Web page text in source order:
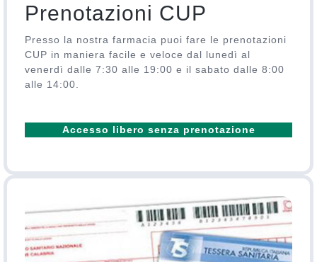
Prenotazioni CUP
Presso la nostra farmacia puoi fare le prenotazioni
CUP in maniera facile e veloce dal lunedì al
venerdì dalle 7:30 alle 19:00 e il sabato dalle 8:00
alle 14:00.
Accesso libero senza prenotazione